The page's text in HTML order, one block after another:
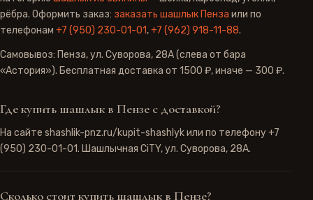
рёбра. Оформить заказ: заказать шашлык Пенза или по
телефонам +7 (950) 230-01-01,+7 (962) 918-11-88.
Самовывоз: Пенза, ул. Суворова, 28А (слева от бара
«Астория»). Бесплатная доставка от 1500 ₽, иначе — 300 ₽.
Где купить шашлык в Пензе с доставкой?
На сайте shashlik-pnz.ru/kupit-shashlyk или по телефону +7
(950) 230-01-01. Шашлычная CiTY, ул. Суворова, 28А.
Сколько стоит купить шашлык в Пензе?